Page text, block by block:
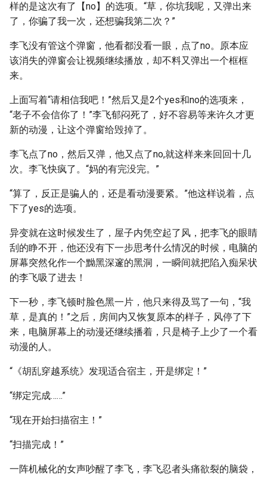
样的是这次有了【no】的选项。“草，你坑我呢，又弹出来
了，你骗了我一次，还想骗我第二次？”
李飞没有管这个弹窗，他看都没看一眼，点了no。原本应
该消失的弹窗会让视频继续播放，却不料又弹出一个框框
来。
上面写着“请相信我吧！”然后又是2个yes和no的选项来，
“老子不会信你了！”李飞郁闷死了，好不容易等来许久才更
新的动漫，让这个弹窗给毁掉了。
李飞点了no，然后又弹，他又点了no,就这样来来回回十几
次。李飞快疯了。“妈的有完没完。”
“算了，反正是骗人的，还是看动漫要紧。”他这样说着，点
下了yes的选项。
异变就在这时候发生了，屋子内凭空起了风，把李飞的眼睛
刮的睁不开，他还没有下一步思考什么情况的时候，电脑的
屏幕突然化作一个黝黑深邃的黑洞，一瞬间就把陷入痴呆状
的李飞吸了进去！
下一秒，李飞顿时脸色黑一片，他只来得及骂了一句，“我
草，是真的！”之后，房间内又恢复原本的样子，风停了下
来，电脑屏幕上的动漫还继续播着，只是椅子上少了一个看
动漫的人。
“《胡乱穿越系统》发现适合宿主，开是绑定！”
“绑定完成……”
“现在开始扫描宿主！”
“扫描完成！”
一阵机械化的女声吵醒了李飞，李飞忍者头痛欲裂的脑袋，